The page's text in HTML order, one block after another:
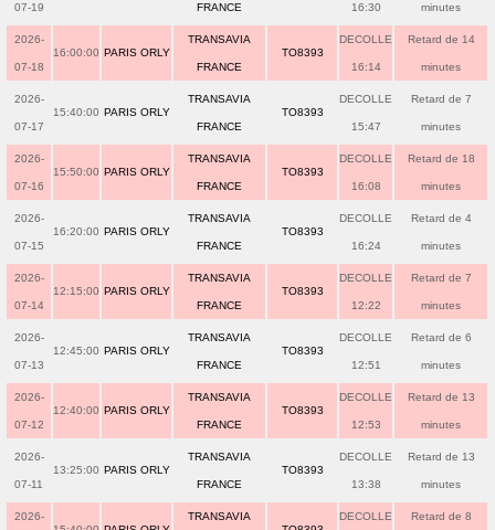
07-19 FRANCE 16:30 minutes
2026-
07-18
16:00:00 PARIS ORLY
TRANSAVIA
FRANCE
TO8393
DECOLLE
16:14
Retard de 14
minutes
2026-
07-17
15:40:00 PARIS ORLY
TRANSAVIA
FRANCE
TO8393
DECOLLE
15:47
Retard de 7
minutes
2026-
07-16
15:50:00 PARIS ORLY
TRANSAVIA
FRANCE
TO8393
DECOLLE
16:08
Retard de 18
minutes
2026-
07-15
16:20:00 PARIS ORLY
TRANSAVIA
FRANCE
TO8393
DECOLLE
16:24
Retard de 4
minutes
2026-
07-14
12:15:00 PARIS ORLY
TRANSAVIA
FRANCE
TO8393
DECOLLE
12:22
Retard de 7
minutes
2026-
07-13
12:45:00 PARIS ORLY
TRANSAVIA
FRANCE
TO8393
DECOLLE
12:51
Retard de 6
minutes
2026-
07-12
12:40:00 PARIS ORLY
TRANSAVIA
FRANCE
TO8393
DECOLLE
12:53
Retard de 13
minutes
2026-
07-11
13:25:00 PARIS ORLY
TRANSAVIA
FRANCE
TO8393
DECOLLE
13:38
Retard de 13
minutes
2026- TRANSAVIA DECOLLE Retard de 8